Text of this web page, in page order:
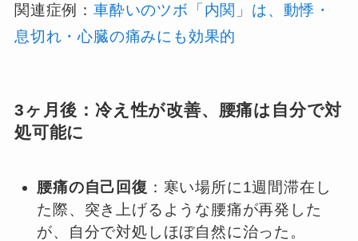
関連症例： 車酔いのツボ「内関」は、動悸・
息切れ・心臓の痛みにも効果的
3ヶ月後：冷え性が改善、腰痛は自分で対
処可能に
腰痛の自己回復 ：寒い場所に1週間滞在し
た際、突き上げるような腰痛が再発した
が、自分で対処しほぼ自然に治った。